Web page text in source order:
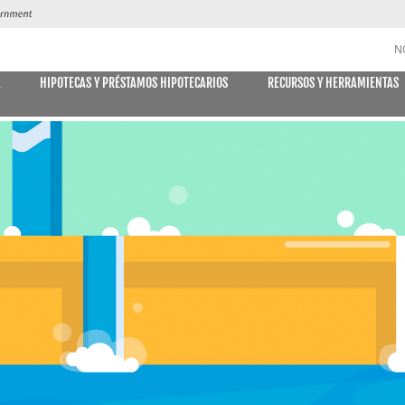
Cuenta de Ahorro Kids Club
Cuentas del mercado monetario
Tipos actuales del mercado monetario
HIPOTECAS Y PRÉSTAMOS HIPOTECARIOS RECURSOS Y HERRAMIENTAS
E DECLARACIONES